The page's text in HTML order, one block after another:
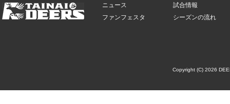
ニュース
ファンフェスタ
試合情報
シーズンの流れ
Copyright (C) 2026